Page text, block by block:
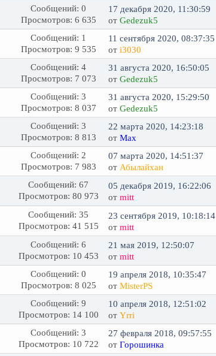
Сообщений: 0
Просмотров: 6 635
17 декабря 2020, 11:30:59
отGedezuk5
Сообщений: 1
Просмотров: 9 535
11 сентября 2020, 08:37:35
отi3030
Сообщений: 4
Просмотров: 7 073
31 августа 2020, 16:50:05
отGedezuk5
Сообщений: 3
Просмотров: 8 037
31 августа 2020, 15:29:50
отGedezuk5
Сообщений: 3
Просмотров: 8 813
22 марта 2020, 14:23:18
отMax
Сообщений: 2
Просмотров: 7 983
07 марта 2020, 14:51:37
от Абылайхан
Сообщений: 67
Просмотров: 80 973
05 декабря 2019, 16:22:06
отmitt
Сообщений: 35
Просмотров: 41 515
23 сентября 2019, 10:18:14
отmitt
Сообщений: 6
Просмотров: 10 453
21 мая 2019, 12:50:07
отmitt
Сообщений: 0
Просмотров: 8 025
19 апреля 2018, 10:35:47
отMisterPS
Сообщений: 9
Просмотров: 14 100
10 апреля 2018, 12:51:02
отYrri
Сообщений: 3
Просмотров: 10 722
27 февраля 2018, 09:57:55
отГорошинка